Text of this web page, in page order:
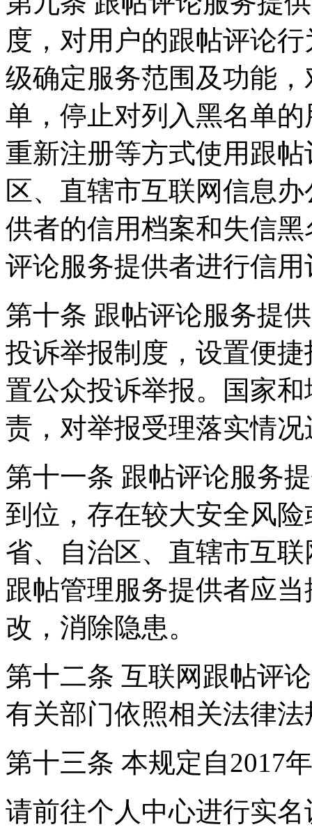
度，对用户的跟帖评论
级确定服务范围及功能
单，停止对列入黑名单
重新注册等方式使用跟
区、直辖市互联网信息
供者的信用档案和失信
评论服务提供者进行信用
第十条 跟帖评论服务提
投诉举报制度，设置便
置公众投诉举报。国家
责，对举报受理落实情
第十一条 跟帖评论服务
到位，存在较大安全风
省、自治区、直辖市互
跟帖管理服务提供者应
改，消除隐患。
第十二条 互联网跟帖评
有关部门依照相关法律
第十三条 本规定自2017
请前往个人中心进行实名